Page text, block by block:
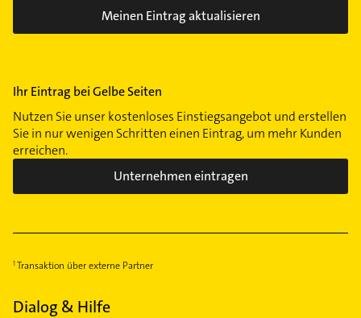
Meinen Eintrag aktualisieren
Ihr Eintrag bei Gelbe Seiten
Nutzen Sie unser kostenloses Einstiegsangebot und erstellen
Sie in nur wenigen Schritten einen Eintrag, um mehr Kunden
erreichen.
Unternehmen eintragen
Transaktion über externe Partner
Dialog & Hilfe